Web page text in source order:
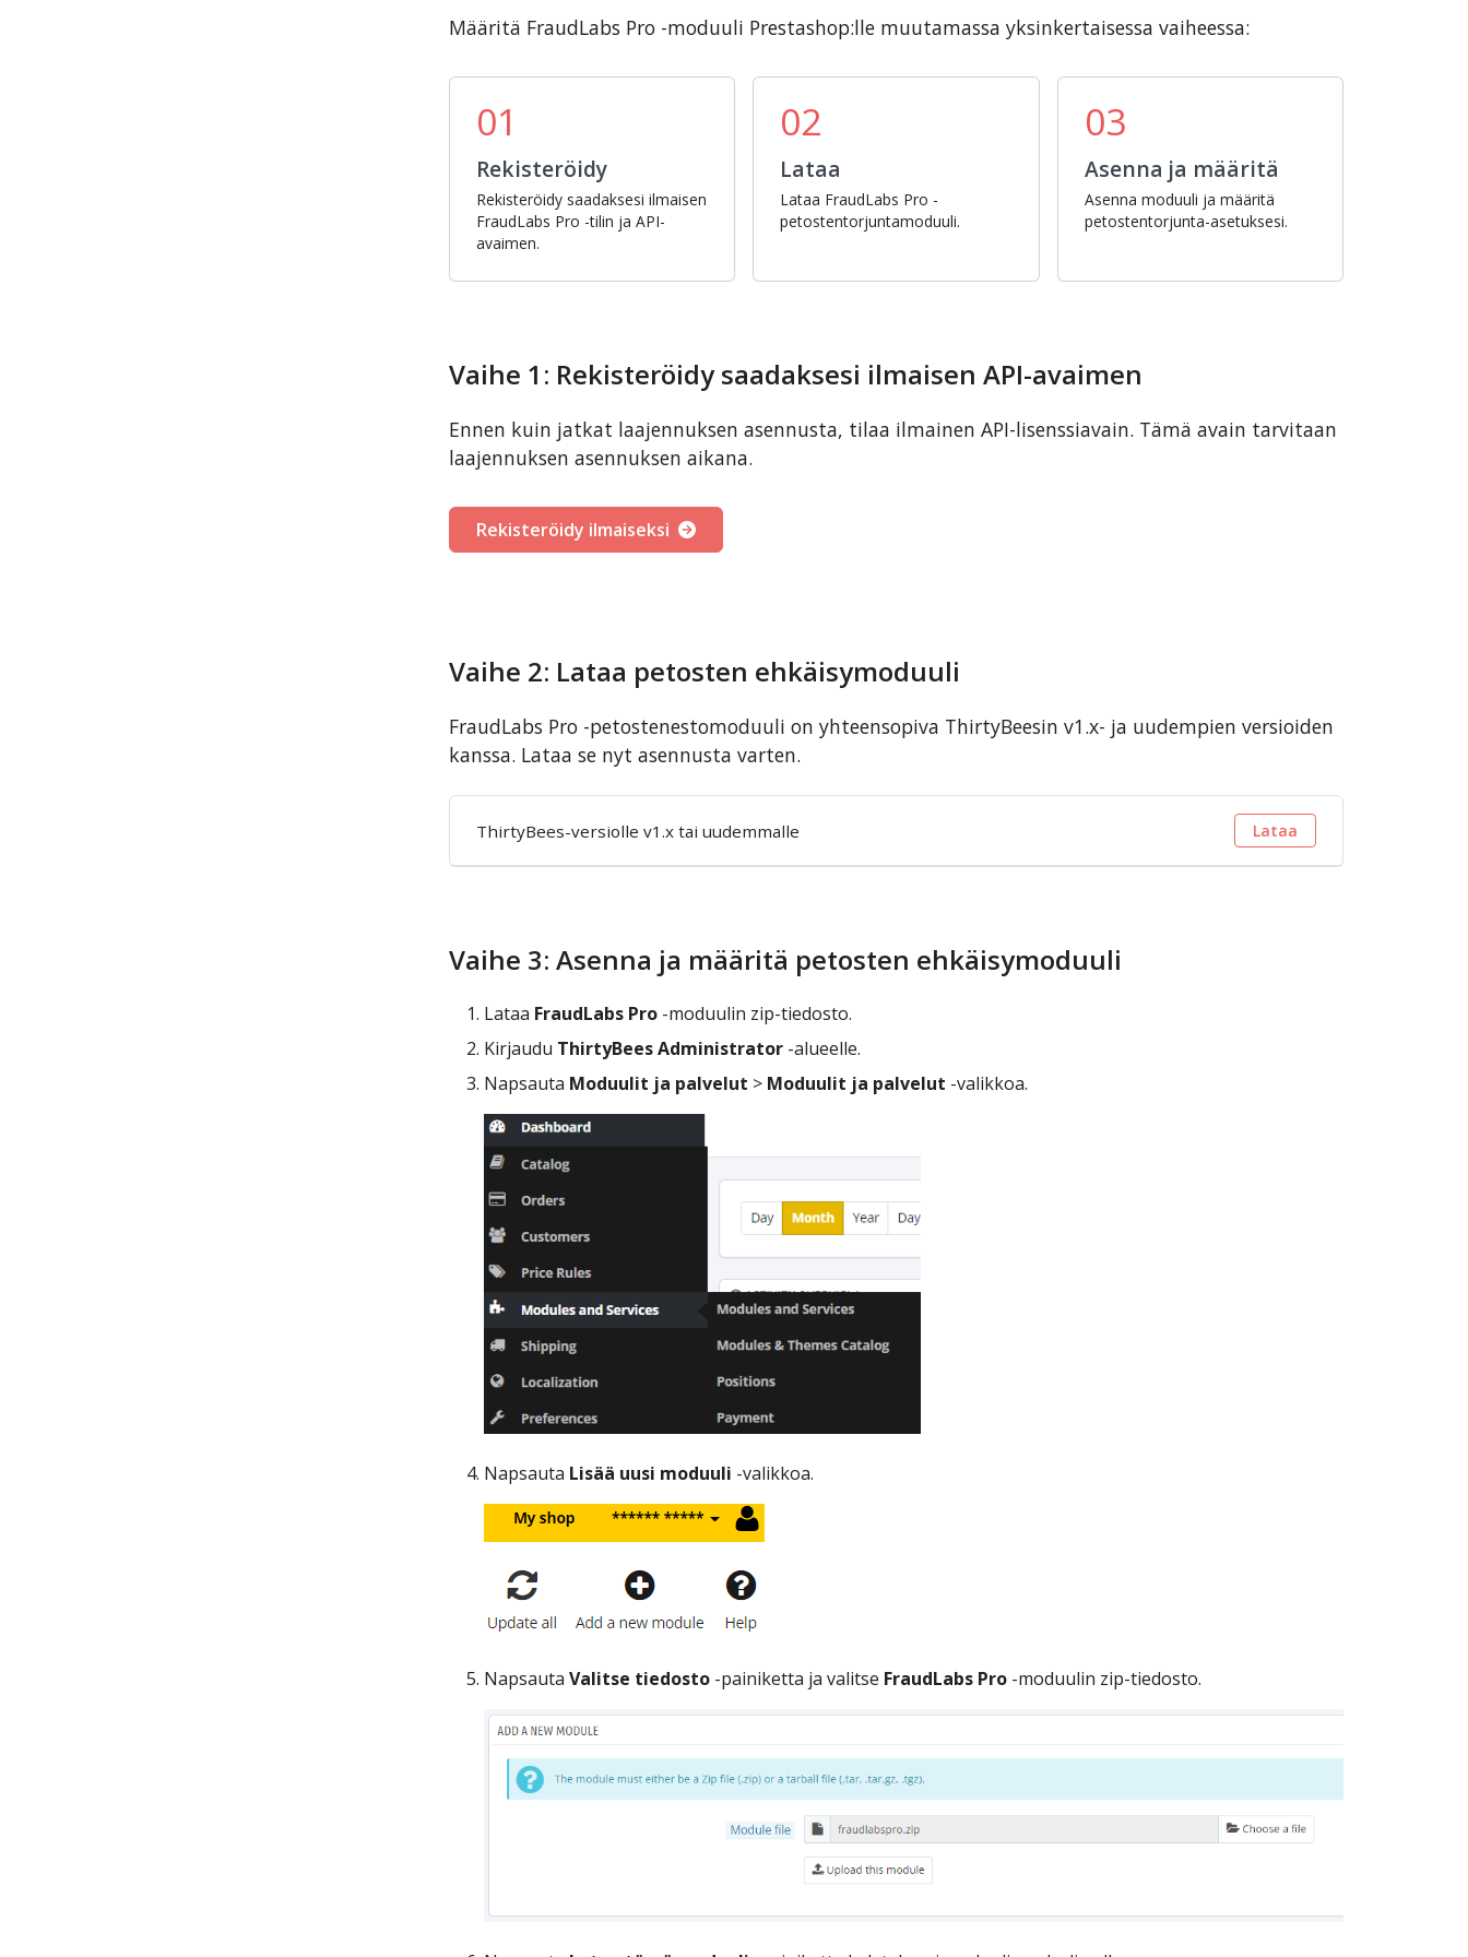
Määritä FraudLabs Pro -moduuli Prestashop:lle muutamassa yksinkertaisessa vaiheessa:
01
Rekisteröidy
Rekisteröidy saadaksesi ilmaisen
FraudLabs Pro -tilin ja API-
avaimen.
02
Lataa
Lataa FraudLabs Pro -
petostentorjuntamoduuli.
03
Asenna ja määritä
Asenna moduuli ja määritä
petostentorjunta-asetuksesi.
Vaihe 1: Rekisteröidy saadaksesi ilmaisen API-avaimen
Ennen kuin jatkat laajennuksen asennusta, tilaa ilmainen API-lisenssiavain. Tämä avain tarvitaan
laajennuksen asennuksen aikana.
Rekisteröidy ilmaiseksi
Vaihe 2: Lataa petosten ehkäisymoduuli
FraudLabs Pro -petostenestomoduuli on yhteensopiva ThirtyBeesin v1.x- ja uudempien versioiden
kanssa. Lataa se nyt asennusta varten.
ThirtyBees-versiolle v1.x tai uudemmalle Lataa
Vaihe 3: Asenna ja määritä petosten ehkäisymoduuli
Lataa FraudLabs Pro -moduulin zip-tiedosto.
Kirjaudu ThirtyBees Administrator -alueelle.
Napsauta Moduulit ja palvelut > Moduulit ja palvelut -valikkoa.
Napsauta Lisää uusi moduuli -valikkoa.
Napsauta Valitse tiedosto -painiketta ja valitse FraudLabs Pro -moduulin zip-tiedosto.